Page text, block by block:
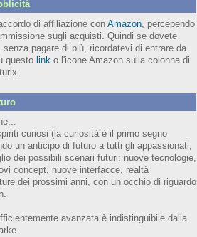
di affiliazione conAmazon, percependo
sugli acquisti. Quindi se dovete
pagare di più, ricordatevi di entrare da
questo link o l'icone Amazon sulla colonna di
curiosi (la curiosità è il primo segno
un anticipo di futuroa tutti gli appassionati,
dei possibili scenari futuri: nuove tecnologie,
concept, nuove interfacce, realtà
dei prossimi anni, con un occhio di riguardo
avanzata è indistinguibile dalla